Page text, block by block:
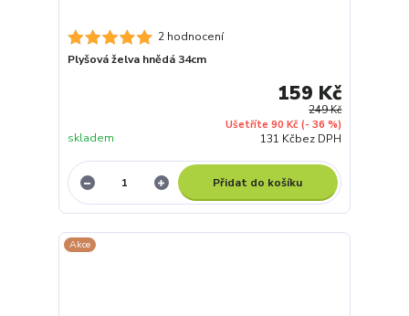
2 hodnocení
Plyšová želva hnědá 34cm
249 Kč
Ušetříte 90 Kč (- 36 %)
159 Kč
131 Kčbez DPH
skladem
Přidat do košíku
Akce